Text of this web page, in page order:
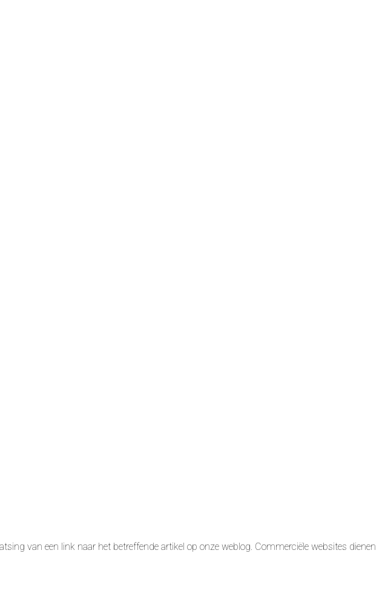
van een link naar het betreffende artikel op onze weblog. Commerciële websites dienen